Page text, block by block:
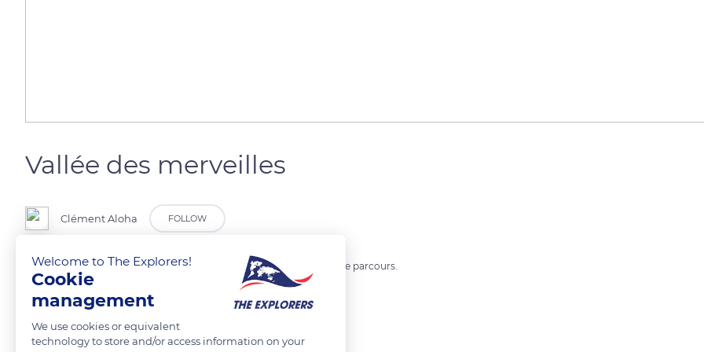
Vallée des merveilles
Clément Aloha FOLLOW
C'est une belle propriété qui se trouve à l'entrée au début ou en fin de parcours.
READ MORE
Welcome to The Explorers!
Cookie
management
We use cookies or equivalent
technology to store and/or access information on your